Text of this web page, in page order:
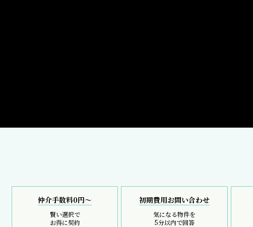
仲介手数料0円～
賢い選択で
お得に契約
初期費用お問い合わせ
気になる物件を
5分以内で回答